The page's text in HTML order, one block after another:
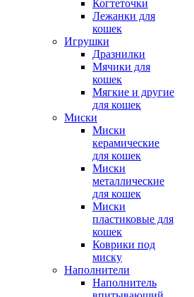
Когтеточки
Лежанки для
кошек
Игрушки
Дразнилки
Мячики для
кошек
Мягкие и другие
для кошек
Миски
Миски
керамические
для кошек
Миски
металлические
для кошек
Миски
пластиковые для
кошек
Коврики под
миску
Наполнители
Наполнитель